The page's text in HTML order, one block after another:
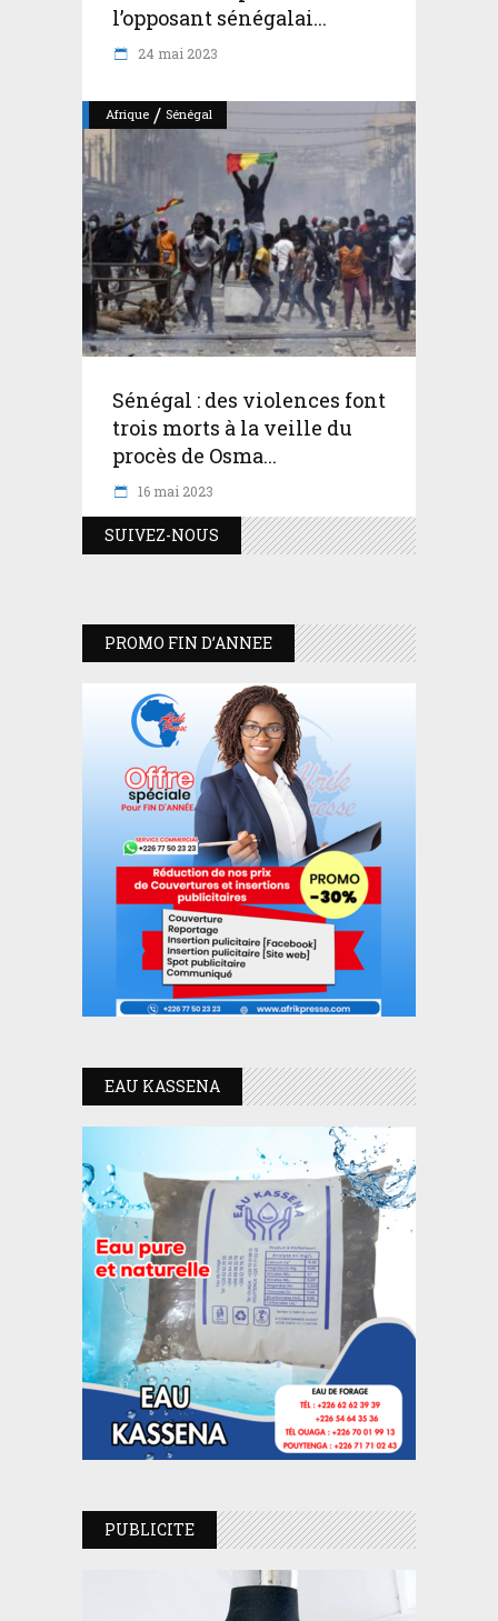
l’opposant sénégalai...
24 mai 2023
Afrique / Sénégal
Sénégal : des violences font
trois morts à la veille du
procès de Osma...
16 mai 2023
SUIVEZ-NOUS
PROMO FIN D’ANNEE
EAU KASSENA
PUBLICITE